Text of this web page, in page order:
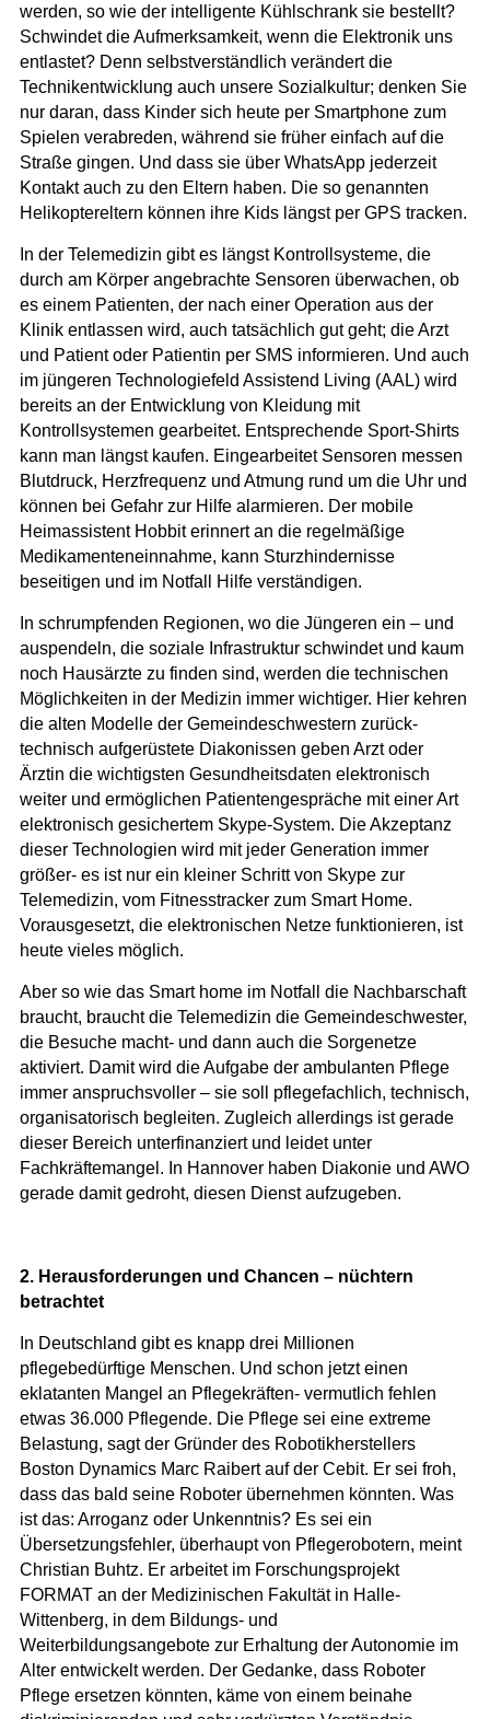
werden, so wie der intelligente Kühlschrank sie bestellt?
Schwindet die Aufmerksamkeit, wenn die Elektronik uns
entlastet? Denn selbstverständlich verändert die
Technikentwicklung auch unsere Sozialkultur; denken Sie
nur daran, dass Kinder sich heute per Smartphone zum
Spielen verabreden, während sie früher einfach auf die
Straße gingen. Und dass sie über WhatsApp jederzeit
Kontakt auch zu den Eltern haben. Die so genannten
Helikoptereltern können ihre Kids längst per GPS tracken.
In der Telemedizin gibt es längst Kontrollsysteme, die
durch am Körper angebrachte Sensoren überwachen, ob
es einem Patienten, der nach einer Operation aus der
Klinik entlassen wird, auch tatsächlich gut geht; die Arzt
und Patient oder Patientin per SMS informieren. Und auch
im jüngeren Technologiefeld Assistend Living (AAL) wird
bereits an der Entwicklung von Kleidung mit
Kontrollsystemen gearbeitet. Entsprechende Sport-Shirts
kann man längst kaufen. Eingearbeitet Sensoren messen
Blutdruck, Herzfrequenz und Atmung rund um die Uhr und
können bei Gefahr zur Hilfe alarmieren. Der mobile
Heimassistent Hobbit erinnert an die regelmäßige
Medikamenteneinnahme, kann Sturzhindernisse
beseitigen und im Notfall Hilfe verständigen.
In schrumpfenden Regionen, wo die Jüngeren ein – und
auspendeln, die soziale Infrastruktur schwindet und kaum
noch Hausärzte zu finden sind, werden die technischen
Möglichkeiten in der Medizin immer wichtiger. Hier kehren
die alten Modelle der Gemeindeschwestern zurück-
technisch aufgerüstete Diakonissen geben Arzt oder
Ärztin die wichtigsten Gesundheitsdaten elektronisch
weiter und ermöglichen Patientengespräche mit einer Art
elektronisch gesichertem Skype-System. Die Akzeptanz
dieser Technologien wird mit jeder Generation immer
größer- es ist nur ein kleiner Schritt von Skype zur
Telemedizin, vom Fitnesstracker zum Smart Home.
Vorausgesetzt, die elektronischen Netze funktionieren, ist
heute vieles möglich.
Aber so wie das Smart home im Notfall die Nachbarschaft
braucht, braucht die Telemedizin die Gemeindeschwester,
die Besuche macht- und dann auch die Sorgenetze
aktiviert. Damit wird die Aufgabe der ambulanten Pflege
immer anspruchsvoller – sie soll pflegefachlich, technisch,
organisatorisch begleiten. Zugleich allerdings ist gerade
dieser Bereich unterfinanziert und leidet unter
Fachkräftemangel. In Hannover haben Diakonie und AWO
gerade damit gedroht, diesen Dienst aufzugeben.
2. Herausforderungen und Chancen – nüchtern
betrachtet
In Deutschland gibt es knapp drei Millionen
pflegebedürftige Menschen. Und schon jetzt einen
eklatanten Mangel an Pflegekräften- vermutlich fehlen
etwas 36.000 Pflegende. Die Pflege sei eine extreme
Belastung, sagt der Gründer des Robotikherstellers
Boston Dynamics Marc Raibert auf der Cebit. Er sei froh,
dass das bald seine Roboter übernehmen könnten. Was
ist das: Arroganz oder Unkenntnis? Es sei ein
Übersetzungsfehler, überhaupt von Pflegerobotern, meint
Christian Buhtz. Er arbeitet im Forschungsprojekt
FORMAT an der Medizinischen Fakultät in Halle-
Wittenberg, in dem Bildungs- und
Weiterbildungsangebote zur Erhaltung der Autonomie im
Alter entwickelt werden. Der Gedanke, dass Roboter
Pflege ersetzen könnten, käme von einem beinahe